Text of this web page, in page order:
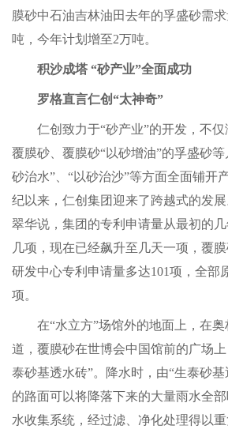
膜砂中石油吉林油田去年的孚盛砂需
吨，今年计划增至2万吨。
积沙成塔 “砂产业”全面成功
罗格直言仁创“太神奇”
仁创致力于“砂产业”的开发，不仅
覆膜砂、覆膜砂“以砂增油”的孚盛砂
砂治水”、“以砂治沙”等方面全面铺开
纪以来，仁创集团迎来了跨越式的发
翠华说，集团的专利申请量从最初的
几项，现在已经飙升至几天一项，覆
研发中心专利申请量多达101项，全部
项。
在“水立方”场馆外的地面上，在奥
道，覆膜砂在世博会中国馆前的广场
泰砂基透水砖”。降水时，由“生泰砂
的路面可以将降落下来的大量雨水全
水收集系统，经过滤、净化处理得以